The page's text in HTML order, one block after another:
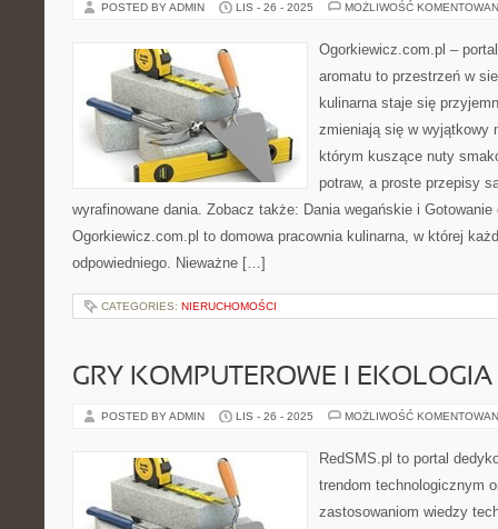
POSTED BY ADMIN LIS - 26 - 2025 MOŻLIWOŚĆ
Ogorkiewicz.com.pl –
aromatu to przestrzeń w
kulinarna staje się
zmieniają się w wyjątkowy
którym kuszące nuty
potraw, a proste przepisy
wyrafinowane dania. Zobacz także: Dania wegańskie i Gotowanie
Ogorkiewicz.com.pl to domowa pracownia kulinarna, w której
odpowiedniego. Nieważne […]
CATEGORIES: NIERUCHOMOŚCI
GRY KOMPUTEROWE I
POSTED BY ADMIN LIS - 26 - 2025 MOŻLIWOŚĆ
RedSMS.pl to portal
trendom technologicznym
zastosowaniom wiedzy